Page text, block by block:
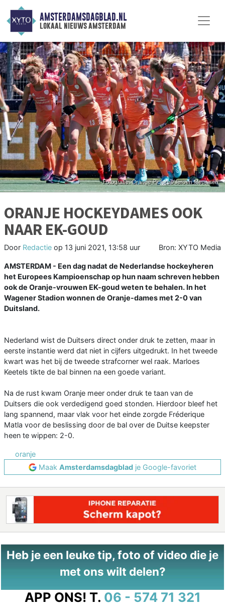
AMSTERDAMSDAGBLAD.NL
lokaal nieuws amsterdam
ORANJE HOCKEYDAMES OOK
NAAR EK-GOUD
Door Redactie op 13 juni 2021, 13:58 uur Bron: XYTO Media
AMSTERDAM - Een dag nadat de Nederlandse hockeyheren
het Europees Kampioenschap op hun naam schreven hebben
ook de Oranje-vrouwen EK-goud weten te behalen. In het
Wagener Stadion wonnen de Oranje-dames met 2-0 van
Duitsland.
Nederland wist de Duitsers direct onder druk te zetten, maar in
eerste instantie werd dat niet in cijfers uitgedrukt. In het tweede
kwart was het bij de tweede strafcorner wel raak. Marloes
Keetels tikte de bal binnen na een goede variant.
Na de rust kwam Oranje meer onder druk te taan van de
Duitsers die ook verdedigend goed stonden. Hierdoor bleef het
lang spannend, maar vlak voor het einde zorgde Fréderique
Matla voor de beslissing door de bal over de Duitse keepster
heen te wippen: 2-0.
oranje
Maak Amsterdamsdagblad je Google-favoriet
Heb je een leuke tip, foto of video die je
met ons wilt delen?
APP ONS! T. 06 - 574 71 321